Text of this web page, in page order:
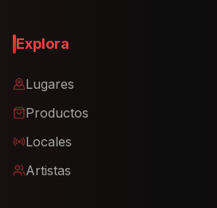
Explora
Lugares
Productos
Locales
Artistas